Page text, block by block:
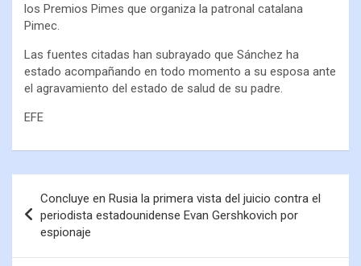
los Premios Pimes que organiza la patronal catalana
Pimec.
Las fuentes citadas han subrayado que Sánchez ha
estado acompañando en todo momento a su esposa ante
el agravamiento del estado de salud de su padre.
EFE
Concluye en Rusia la primera vista del juicio contra el
periodista estadounidense Evan Gershkovich por
espionaje